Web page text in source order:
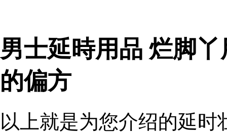
男士延時用品 烂脚
的偏方
以上就是为您介绍的延